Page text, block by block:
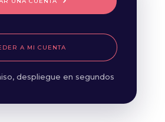
A MI CUENTA
despliegue en segundos